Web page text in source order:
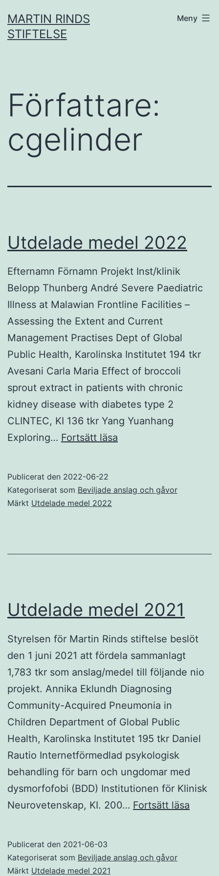
till
innehåll
MARTIN RINDS
STIFTELSE
Meny
Författare:
cgelinder
Utdelade medel 2022
Efternamn Förnamn Projekt Inst/klinik
Belopp Thunberg André Severe Paediatric
Illness at Malawian Frontline Facilities –
Assessing the Extent and Current
Management Practises Dept of Global
Public Health, Karolinska Institutet 194 tkr
Avesani Carla Maria Effect of broccoli
sprout extract in patients with chronic
kidney disease with diabetes type 2
CLINTEC, KI 136 tkr Yang Yuanhang
Exploring… Fortsätt läsa
Publicerat den 2022-06-22
Kategoriserat som Beviljade anslag och gåvor
Märkt Utdelade medel 2022
Utdelade medel 2021
Styrelsen för Martin Rinds stiftelse beslöt
den 1 juni 2021 att fördela sammanlagt
1,783 tkr som anslag/medel till följande nio
projekt. Annika Eklundh Diagnosing
Community-Acquired Pneumonia in
Children Department of Global Public
Health, Karolinska Institutet 195 tkr Daniel
Rautio Internetförmedlad psykologisk
behandling för barn och ungdomar med
dysmorfofobi (BDD) Institutionen för Klinisk
Neurovetenskap, KI. 200… Fortsätt läsa
Publicerat den 2021-06-03
Kategoriserat som Beviljade anslag och gåvor
Märkt Utdelade medel 2021